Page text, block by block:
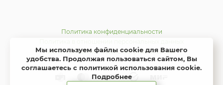
Политика конфиденциальности
Использование Яндекс метрики и cookie
Мы используем файлы cookie для Вашего
удобства. Продолжая пользоваться сайтом, Вы
соглашаетесь с политикой использования cookie.
Подробнее